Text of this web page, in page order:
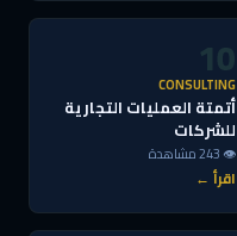
10
CONSULTING
أتمتة العمليات التجارية
للشركات
👁 243 مشاهدة
اقرأ ←